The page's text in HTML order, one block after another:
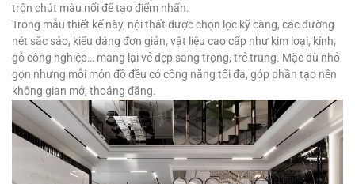
trộn chút màu nổi để tạo điểm nhấn.
Trong mẫu thiết kế này, nội thất được chọn lọc kỹ càng, các đường
nét sắc sảo, kiểu dáng đơn giản, vật liệu cao cấp như kim loại, kính,
gỗ công nghiệp… mang lại vẻ đẹp sang trọng, trẻ trung. Mặc dù nhỏ
gọn nhưng mỗi món đồ đều có công năng tối đa, góp phần tạo nên
không gian mở, thoáng đãng.